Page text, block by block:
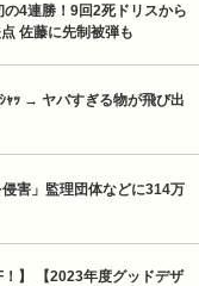
の4連勝！9回2死ドリスから
佐藤に先制被弾も
ｬｯ → ヤバすぎる物が飛び出
害」監理団体などに314万
】 【2023年度グッドデザ